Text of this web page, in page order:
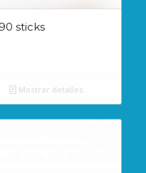
sticks
Mostrar detalles